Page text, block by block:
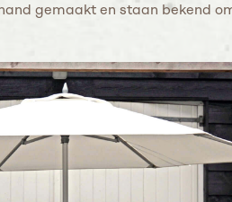
gemaakt en staan bekend